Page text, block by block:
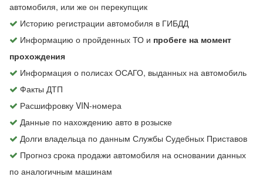
автомобиля, или же он перекупщик
Историю регистрации автомобиля в ГИБДД
Информацию о пройденных ТО и пробеге на момент
прохождения
Информация о полисах ОСАГО, выданных на автомобиль
Факты ДТП
Расшифровку VIN-номера
Данные по нахождению авто в розыске
Долги владельца по данным Службы Судебных Приставов
Прогноз срока продажи автомобиля на основании данных
по аналогичным машинам